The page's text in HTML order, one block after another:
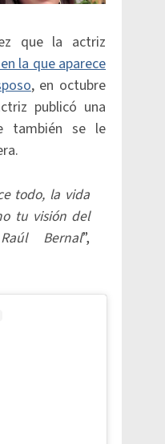
que la actriz
la que aparece
, en octubre
publicó una
también se le
todo, la vida
tu visión del
Bernal”,